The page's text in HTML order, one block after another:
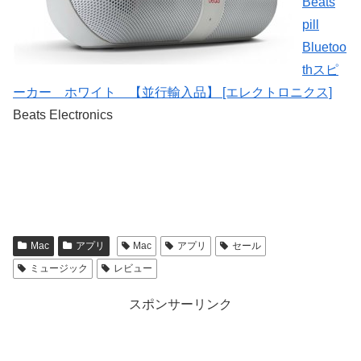
pill
Bluetoo
thスピ
ーカー ホワイト 【並行輸入品】 [エレクトロニクス]
Beats Electronics
Mac アプリ Mac アプリ
セール
ミュージック
レビュー
スポンサーリンク